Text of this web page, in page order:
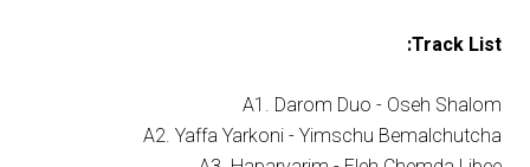
Track List:
A1. Darom Duo - Oseh Shalom
A2. Yaffa Yarkoni - Yimschu Bemalchutcha